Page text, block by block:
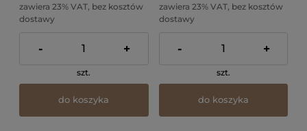
zawiera 23% VAT, bez kosztów
dostawy
- +
szt.
do koszyka
zawiera 23% VAT, bez kosztów
dostawy
- +
szt.
do koszyka